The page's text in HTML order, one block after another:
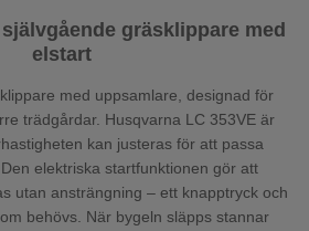
gräsklippare med
elstart
med uppsamlare, designad för
trädgårdar. Husqvarna LC 353VE är
kan justeras för att passa
elektriska startfunktionen gör att
utan ansträngning – ett knapptryck och
behövs. När bygeln släpps stannar